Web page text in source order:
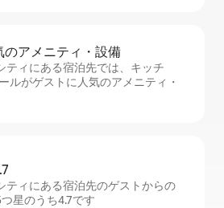
のア⁠メ⁠ニ⁠テ⁠ィ・設⁠備
ティにある宿泊先では、キッチ
ルがゲストに人気のアメニティ・
ティにある宿泊先のゲストからの
星のうち4.7です